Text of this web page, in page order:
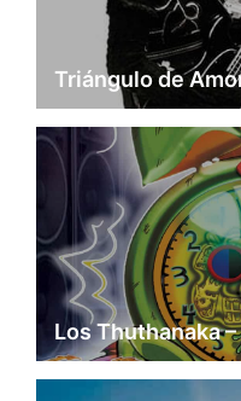
Triángulo de
Los Thuthanaka